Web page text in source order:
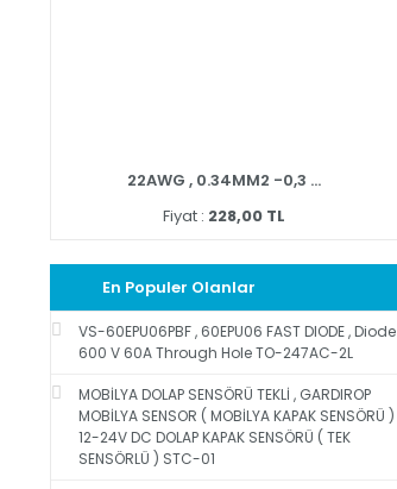
22AWG , 0.34MM2 -0,3 ...
Fiyat : 228,00 TL
En Populer Olanlar
VS-60EPU06PBF , 60EPU06 FAST DIODE , Diode
600 V 60A Through Hole TO-247AC-2L
MOBİLYA DOLAP SENSÖRÜ TEKLİ , GARDIROP
MOBİLYA SENSOR ( MOBİLYA KAPAK SENSÖRÜ )
12-24V DC DOLAP KAPAK SENSÖRÜ ( TEK
SENSÖRLÜ ) STC-01